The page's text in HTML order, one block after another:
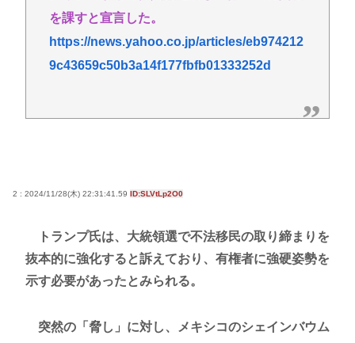
を課すと宣言した。
https://news.yahoo.co.jp/articles/eb974212
9c43659c50b3a14f177fbfb01333252d
2 : 2024/11/28(木) 22:31:41.59 ID:SLVtLp2O0
トランプ氏は、大統領選で不法移民の取り締まりを
抜本的に強化すると訴えており、有権者に強硬姿勢を
示す必要があったとみられる。
突然の「脅し」に対し、メキシコのシェインバウム